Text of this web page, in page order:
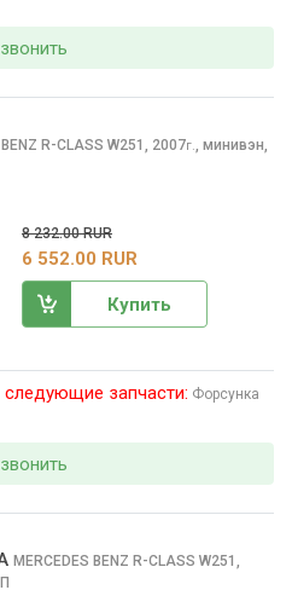
R-CLASS W251, 2007г., минивэн,
8 232.00 RUR
6 552.00 RUR
Купить
запчасти: Форсунка
MERCEDES BENZ R-CLASS W251,